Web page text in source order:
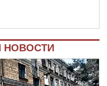
НОВОСТИ